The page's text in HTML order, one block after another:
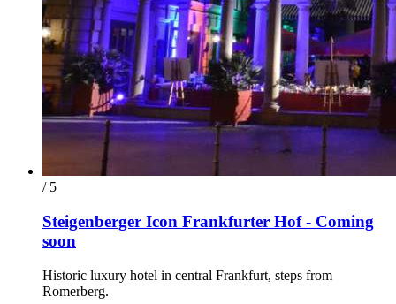
/ 5
Steigenberger Icon Frankfurter Hof - Coming
soon
Historic luxury hotel in central Frankfurt, steps from
Romerberg.